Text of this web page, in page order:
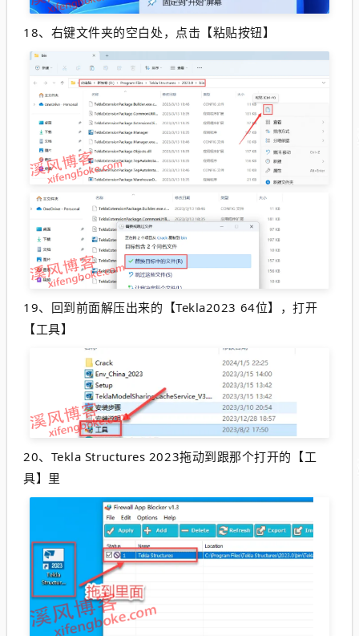
18、 右键文件夹的空白处，点击【粘贴按钮】
19、 回到前面解压出来的【Tekla2023 64位】，打开
【工具】
20、 Tekla Structures 2023拖动到跟那个打开的【工
具】里